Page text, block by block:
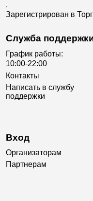
.
Зарегистрирован в
Служба
График работы:
10:00-22:00
Контакты
Написать в службу
поддержки
Вход
Организаторам
Партнерам